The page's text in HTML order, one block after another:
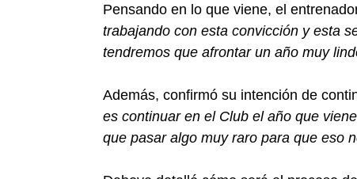
Pensando en lo que viene, el
trabajando con esta convicción y esta
tendremos que afrontar un año muy
Además, confirmó su intención de
es continuar en el Club el año que
que pasar algo muy raro para que eso